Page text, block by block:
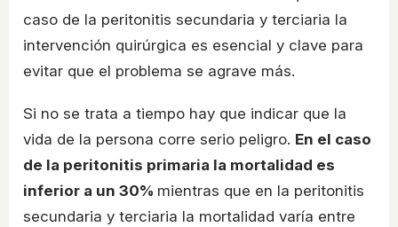
caso de la peritonitis secundaria y terciaria la
intervención quirúrgica es esencial y clave para
evitar que el problema se agrave más.
Si no se trata a tiempo hay que indicar que la
vida de la persona corre serio peligro. En el caso
de la peritonitis primaria la mortalidad es
inferior a un 30% mientras que en la peritonitis
secundaria y terciaria la mortalidad varía entre